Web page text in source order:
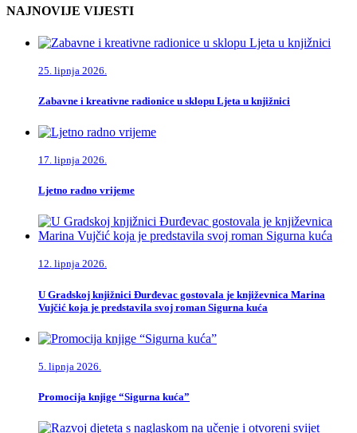
NAJNOVIJE VIJESTI
25. lipnja 2026.
Zabavne i kreativne radionice u sklopu Ljeta u knjižnici
17. lipnja 2026.
Ljetno radno vrijeme
12. lipnja 2026.
U Gradskoj knjižnici Đurđevac gostovala je književnica Marina
Vujčić koja je predstavila svoj roman Sigurna kuća
5. lipnja 2026.
Promocija knjige “Sigurna kuća”